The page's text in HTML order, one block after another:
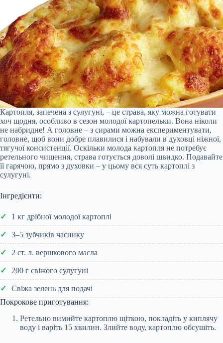
Картопля, запечена з сулугуні, – це страва, яку можна готувати
хоч щодня, особливо в сезон молодої картопельки. Вона ніколи
не набридне! А головне – з сирами можна експериментувати,
головне, щоб вони добре плавилися і набували в духовці ніжної,
тягучої консистенції. Оскільки молода картопля не потребує
ретельного чищення, страва готується доволі швидко. Подавайте
її гарячою, прямо з духовки – у цьому вся суть картоплі з
сулугуні.
Інгредієнти:
1 кг дрібної молодої картоплі
3–5 зубчиків часнику
2 ст. л. вершкового масла
200 г свіжого сулугуні
Свіжа зелень для подачі
Покрокове приготування:
Ретельно вимийте картоплю щіткою, покладіть у киплячу
воду і варіть 15 хвилин. Злийте воду, картоплю обсушіть.